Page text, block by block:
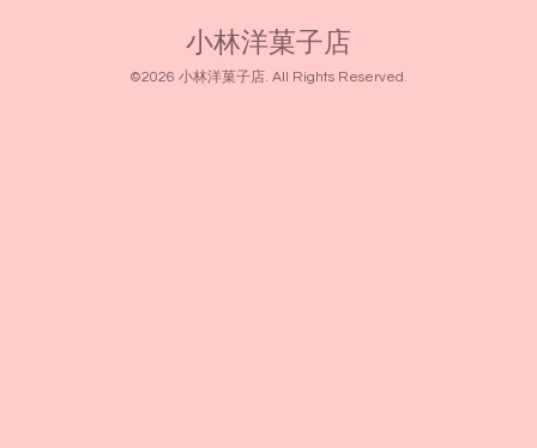
小林洋菓子店
©2026 小林洋菓子店. All Rights Reserved.